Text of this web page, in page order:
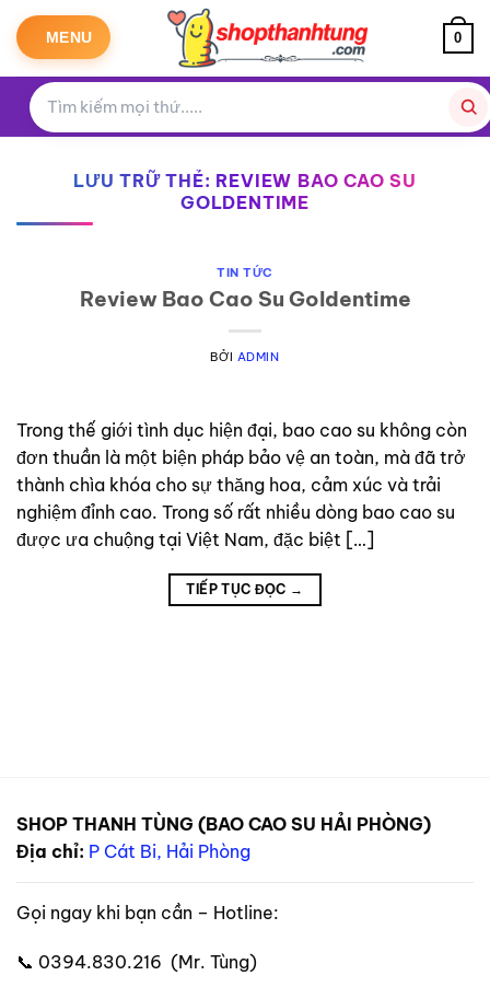
qua
dung
MENU 0
LƯU TRỮ THẺ: REVIEW BAO CAO SU
GOLDENTIME
TIN TỨC
Review Bao Cao Su Goldentime
BỞI ADMIN
Trong thế giới tình dục hiện đại, bao cao su không còn
đơn thuần là một biện pháp bảo vệ an toàn, mà đã trở
thành chìa khóa cho sự thăng hoa, cảm xúc và trải
nghiệm đỉnh cao. Trong số rất nhiều dòng bao cao su
được ưa chuộng tại Việt Nam, đặc biệt […]
TIẾP TỤC ĐỌC →
SHOP THANH TÙNG (BAO CAO SU HẢI PHÒNG)
Địa chỉ: P Cát Bi, Hải Phòng
Gọi ngay khi bạn cần – Hotline:
📞 0394.830.216 (Mr. Tùng)